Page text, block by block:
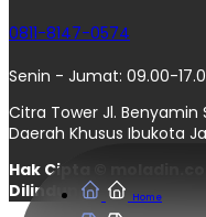
Home
0811-8147-0574
Senin - Jumat: 09.00-
Citra Tower Jl. Benyamin
Daerah Khusus Ibukota
Hak Cipta ©
Dilindungi.